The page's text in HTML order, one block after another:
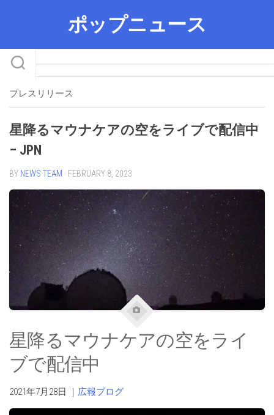
ポップニュース
プレスリリース
星降るマウナケアの空をライブで配信中
– JPN
BY NEWS TEAM · FEBRUARY 8, 2023
星降るマウナケアの空をライ
ブで配信中
2021年7月28日 ｜ 広報ブログ